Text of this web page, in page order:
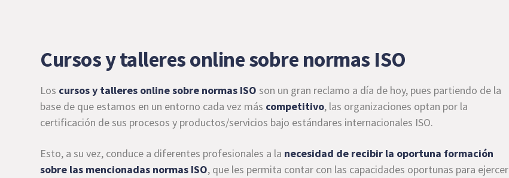
Cursos y talleres online sobre normas ISO
Los cursos y talleres online sobre normas ISO son un gran reclamo a día de hoy, pues partiendo de la
base de que estamos en un entorno cada vez más competitivo, las organizaciones optan por la
certificación de sus procesos y productos/servicios bajo estándares internacionales ISO.
Esto, a su vez, conduce a diferentes profesionales a la necesidad de recibir la oportuna formación
sobre las mencionadas normas ISO, que les permita contar con las capacidades oportunas para ejercer